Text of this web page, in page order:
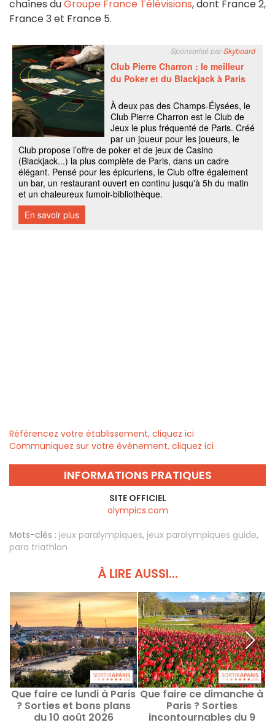
chaînes duGroupe France Télévisions, dont France 2,
France 3 et France 5.
Référencez votre établissement, cliquez ici
Communiquez sur votre évènement, cliquez ici
INFORMATIONS PRATIQUES
SITE OFFICIEL
olympics.com
Mots-clés : jeux paralympiques, jeux paralympiques guide,
para triathlon
À LIRE AUSSI...
Que faire ce lundi à Paris
? Sorties et bons plans
du 10 août 2026
Que faire ce dimanche à
Paris ? Sorties
incontournables du 9